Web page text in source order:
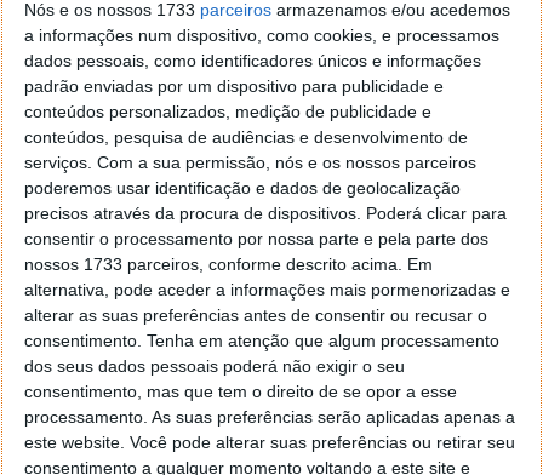
Nós e os nossos 1733 parceiros armazenamos e/ou acedemos
a informações num dispositivo, como cookies, e processamos
dados pessoais, como identificadores únicos e informações
padrão enviadas por um dispositivo para publicidade e
conteúdos personalizados, medição de publicidade e
conteúdos, pesquisa de audiências e desenvolvimento de
serviços. Com a sua permissão, nós e os nossos parceiros
poderemos usar identificação e dados de geolocalização
precisos através da procura de dispositivos. Poderá clicar para
consentir o processamento por nossa parte e pela parte dos
nossos 1733 parceiros, conforme descrito acima. Em
alternativa, pode aceder a informações mais pormenorizadas e
alterar as suas preferências antes de consentir ou recusar o
consentimento. Tenha em atenção que algum processamento
dos seus dados pessoais poderá não exigir o seu
consentimento, mas que tem o direito de se opor a esse
processamento. As suas preferências serão aplicadas apenas a
este website. Você pode alterar suas preferências ou retirar seu
consentimento a qualquer momento voltando a este site e
tentei apagar o explorer na tentativa de forçar o uso do
firefox mas em vao. Kaso te lembres de outra dica fico
agradecido, caso contrario obrigado a mesma
Responder
Vítor M.
7 de Novembro de 2005 às 01:39
@Reporter
Desculpa mas o link funciona. Seja como for segue por mail
o MSn Messenger 8.
Responder
Vítor M.
@Rui
Tens de encontrar o que te falei. Faz da seguinte maneira,
janela iniciar e no topo dessa janela com o botão direito do
rato faz propriedades. Depois no separador Menu ‘Iniciar’
clica no botão ‘Personalizar’ aí encontrarás no separador